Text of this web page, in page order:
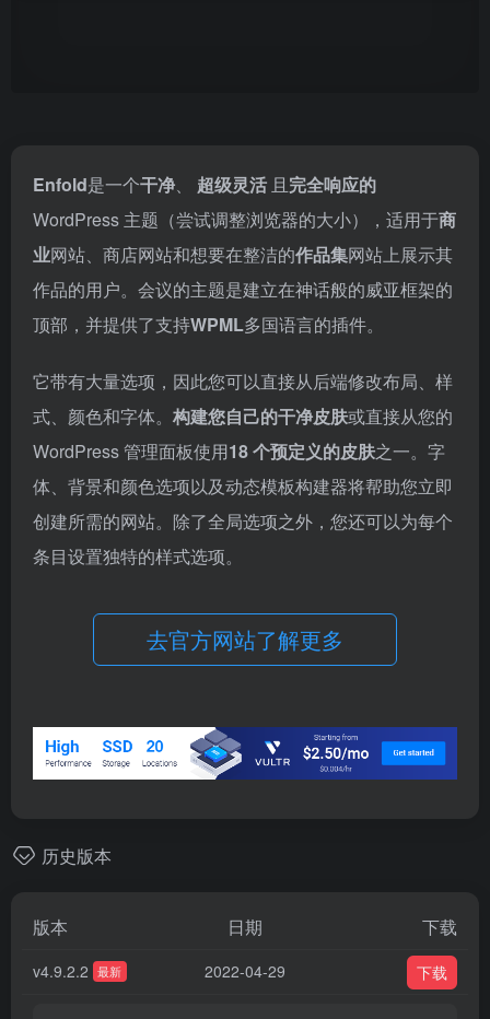
Enfold是一个干净、 超级灵活 且 完全响应的
WordPress 主题（尝试调整浏览器的大小），适用于商
业网站、商店网站和想要在整洁的作品集网站上展示其
作品的用户。会议的主题是建立在神话般的威亚框架的
顶部，并提供了支持WPML多国语言的插件。
它带有大量选项，因此您可以直接从后端修改布局、样
式、颜色和字体。 构建您自己的干净皮肤或直接从您的
WordPress 管理面板使用18 个预定义的皮肤之一。字
体、背景和颜色选项以及动态模板构建器将帮助您立即
创建所需的网站。除了全局选项之外，您还可以为每个
条目设置独特的样式选项。
去官方网站了解更多
历史版本
版本 日期 下载
v4.9.2.2 最新 2022-04-29 下载